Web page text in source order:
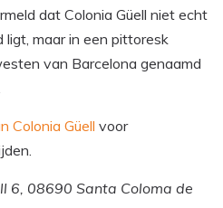
dat Colonia Güell niet echt
maar in een pittoresk
van Barcelona genaamd
Colonia Güell voor
6, 08690 Santa Coloma de